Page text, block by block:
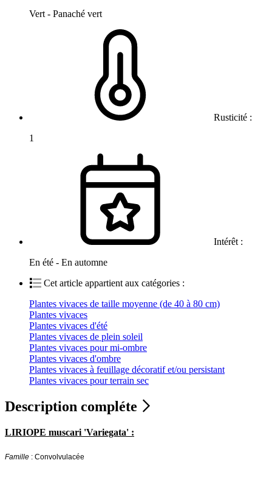
Vert - Panaché vert
Rusticité :
1
Intérêt :
En été - En automne
Cet article appartient aux catégories :
Plantes vivaces de taille moyenne (de 40 à 80 cm)
Plantes vivaces
Plantes vivaces d'été
Plantes vivaces de plein soleil
Plantes vivaces pour mi-ombre
Plantes vivaces d'ombre
Plantes vivaces à feuillage décoratif et/ou persistant
Plantes vivaces pour terrain sec
Description compléte
LIRIOPE muscari 'Variegata' :
Famille : Convolvulacée